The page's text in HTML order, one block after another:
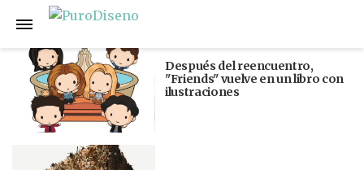
Anterior
Después del reencuentro,
"Friends" vuelve en un libro con
ilustraciones
Siguiente